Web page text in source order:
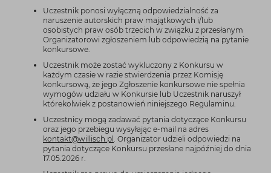
Uczestnik ponosi wyłączną odpowiedzialność za
naruszenie autorskich praw majątkowych i/lub
osobistych praw osób trzecich w związku z przesłanym
Organizatorowi zgłoszeniem lub odpowiedzią na pytanie
konkursowe.
Uczestnik może zostać wykluczony z Konkursu w
każdym czasie w razie stwierdzenia przez Komisję
konkursową, że jego Zgłoszenie konkursowe nie spełnia
wymogów udziału w Konkursie lub Uczestnik naruszył
którekolwiek z postanowień niniejszego Regulaminu.
Uczestnicy mogą zadawać pytania dotyczące Konkursu
oraz jego przebiegu wysyłając e-mail na adres
kontakt@willisch.pl . Organizator udzieli odpowiedzi na
pytania dotyczące Konkursu przesłane najpóźniej do dnia
17.05.2026 r.